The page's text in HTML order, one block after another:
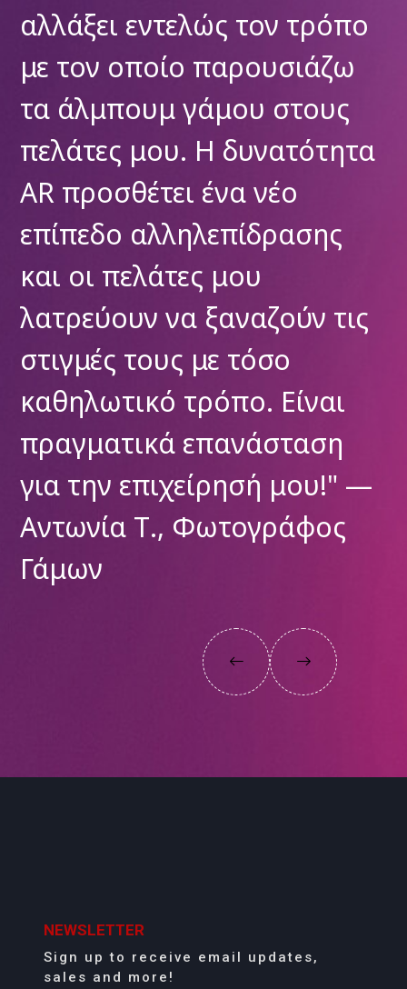
τις
—
αναζητώ τρόπους να
ξεχωρίσω και το
MagicMirror μου
ακριβώς αυτό. Η
πλατφόρμα είναι
και οι πελάτες
έκπληκτοι με τα
διαδραστικά
απαραίτητο
κάθε σύγχρονη
φωτογραφική
— Δημήτρης Λ.,
Φωτογράφος
NEWSLETTER
Sign up to receive email updates,
sales and more!